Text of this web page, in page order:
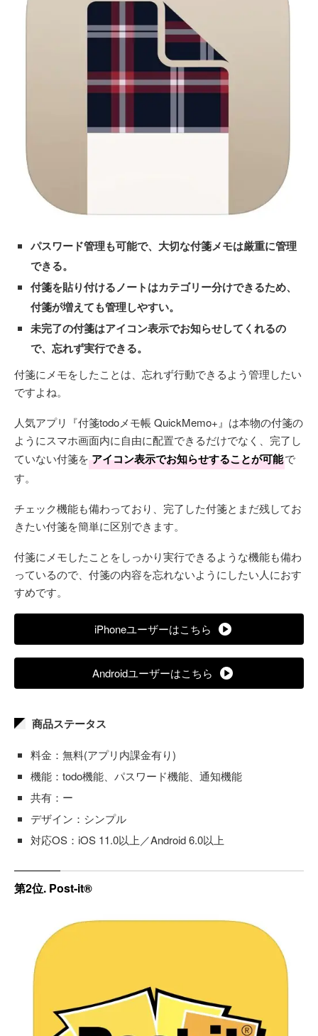
パスワード管理も可能で、大切な付箋メモは厳重に管理
できる。
付箋を貼り付けるノートはカテゴリー分けできるため、
付箋が増えても管理しやすい。
未完了の付箋はアイコン表示でお知らせしてくれるの
で、忘れず実行できる。
付箋にメモをしたことは、忘れず行動できるよう管理したい
ですよね。
人気アプリ『付箋todoメモ帳 QuickMemo+』は本物の付箋の
ようにスマホ画面内に自由に配置できるだけでなく、完了し
ていない付箋を アイコン表示でお知らせすることが可能で
す。
チェック機能も備わっており、完了した付箋とまだ残してお
きたい付箋を簡単に区別できます。
付箋にメモしたことをしっかり実行できるような機能も備わ
っているので、付箋の内容を忘れないようにしたい人におす
すめです。
iPhoneユーザーはこちら
Androidユーザーはこちら
商品ステータス
料金：無料(アプリ内課金有り)
機能：todo機能、パスワード機能、通知機能
共有：ー
デザイン：シンプル
対応OS：iOS 11.0以上／Android 6.0以上
第2位. Post-it®